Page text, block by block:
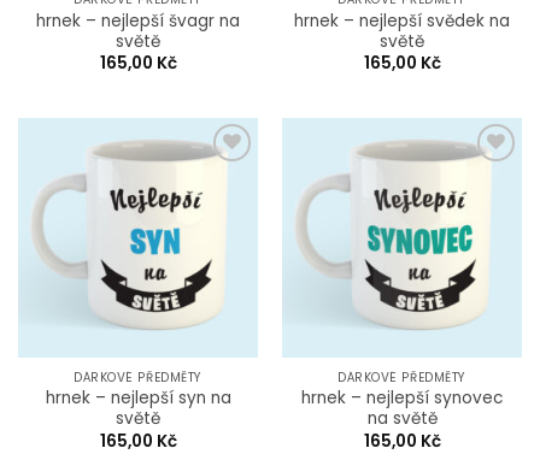
hrnek – nejlepší švagr na
světě
165,00 Kč
hrnek – nejlepší svědek na
světě
165,00 Kč
Wishlist
DÁRKOVÉ PŘEDMĚTY
hrnek – nejlepší syn na
světě
165,00 Kč
Wishlist
DÁRKOVÉ PŘEDMĚTY
hrnek – nejlepší synovec
na světě
165,00 Kč